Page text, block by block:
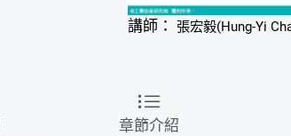
講師： 張宏毅(Hung-Yi
章節介紹